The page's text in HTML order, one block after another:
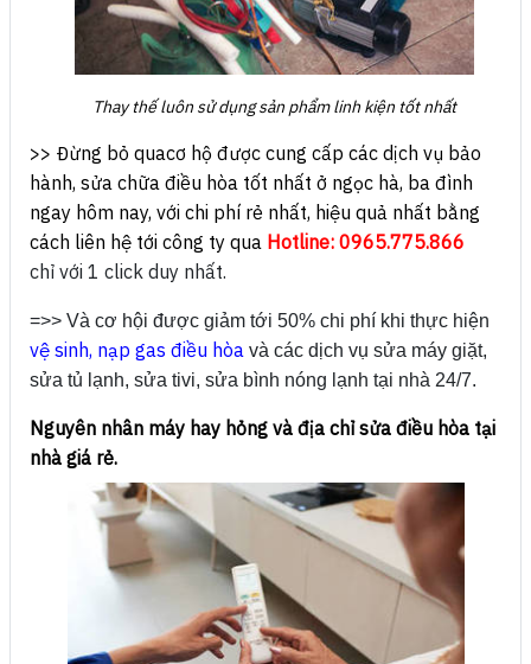
Thay thế luôn sử dụng sản phẩm linh kiện tốt nhất
>> Đừng bỏ quacơ hộ được cung cấp các dịch vụ bảo
hành, sửa chữa điều hòa tốt nhất ở ngọc hà, ba đình
ngay hôm nay, với chi phí rẻ nhất, hiệu quả nhất bằng
cách liên hệ tới công ty qua Hotline: 0965.775.866
chỉ với 1 click duy nhất.
=>> Và cơ hội được giảm tới 50% chi phí khi thực hiện
vệ sinh, nạp gas điều hòa và các dịch vụ sửa máy giặt,
sửa tủ lạnh, sửa tivi, sửa bình nóng lạnh tại nhà 24/7.
Nguyên nhân máy hay hỏng và địa chỉ sửa điều hòa tại
nhà giá rẻ.